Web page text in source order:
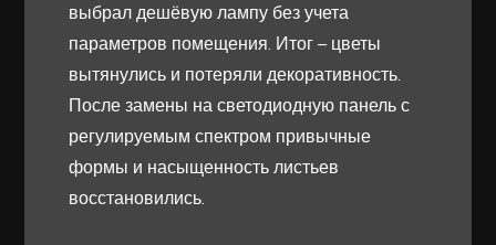
выбрал дешёвую лампу без учета
параметров помещения. Итог – цветы
вытянулись и потеряли декоративность.
После замены на светодиодную панель с
регулируемым спектром привычные
формы и насыщенность листьев
восстановились.